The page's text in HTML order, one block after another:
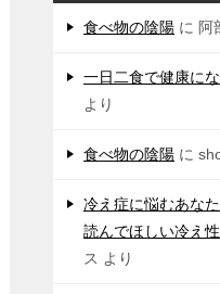
食べ物の陰陽 に 阿
一日二食で健康に
より
食べ物の陰陽 に
冷え症に悩むあな
読んでほしい冷え
ス より